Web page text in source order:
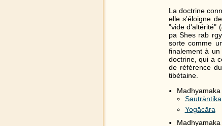
La doctrine
elle s'éloigne
"vide d'altérité" (
pa Shes rab
sorte comme
finalement à
doctrine, qui a
de référence
tibétaine.
Sautrāntika
Yogācāra